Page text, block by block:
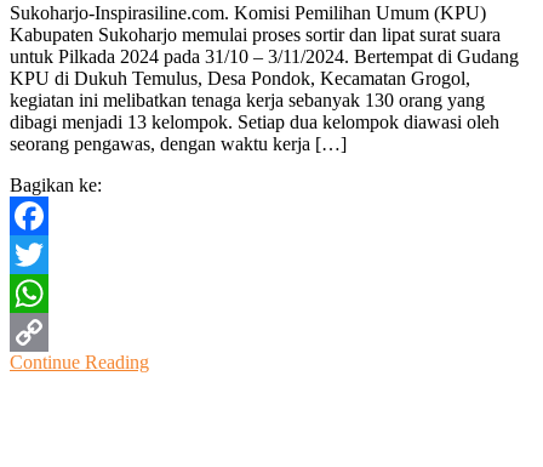
Pekerja
Siap
Lipat
Surat
Suara
Pemilu
Sukoharjo-Inspirasiline.com. Komisi Pemilihan Umum (KPU)
Kabupaten Sukoharjo memulai proses sortir dan lipat surat suara
untuk Pilkada 2024 pada 31/10 – 3/11/2024. Bertempat di Gudang
KPU di Dukuh Temulus, Desa Pondok, Kecamatan Grogol,
kegiatan ini melibatkan tenaga kerja sebanyak 130 orang yang
dibagi menjadi 13 kelompok. Setiap dua kelompok diawasi oleh
seorang pengawas, dengan waktu kerja […]
Bagikan ke:
Facebook
Twitter
WhatsApp
Copy
Continue Reading